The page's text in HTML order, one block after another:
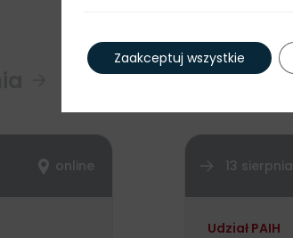
online 13 sierpnia
Udział PAIH
Zaakceptuj wszystkie